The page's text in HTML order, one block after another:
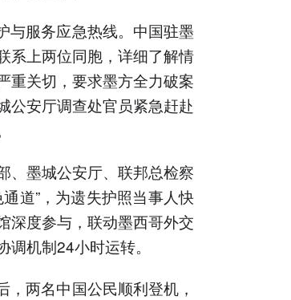
与服务应急热线。中国驻墨
系上两位同胞，详细了解情
重关切，要求墨方全力破案
公安厅调查处官员紧急赶赴
、墨城公安厅、联邦总检察
道”，为遗失护照当事人快
深度参与，联动墨西哥外交
机制24小时运转。
两名中国公民顺利登机，